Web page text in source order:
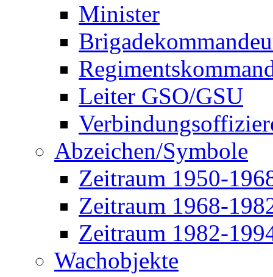
Minister
Leiter GSO/GSU
Abzeichen/Symbole
Zeitraum 1950-
Zeitraum 1968-
Zeitraum 1982-
Wachobjekte